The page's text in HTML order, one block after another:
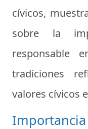
cívicos,
sobre la
responsable
tradiciones
valores cívicos